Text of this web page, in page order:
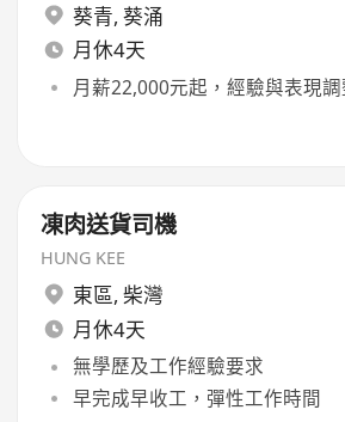
葵青, 葵涌
月休4天
月薪22,000元起，經驗與表現調
凍肉送貨司機
HUNG KEE
東區, 柴灣
月休4天
無學歷及工作經驗要求
早完成早收工，彈性工作時間